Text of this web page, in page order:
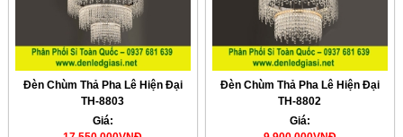
Đèn Chùm Thả Pha Lê Hiện Đại
TH-8803
Giá:
Đèn Chùm Thả Pha Lê Hiện Đại
TH-8802
Giá: